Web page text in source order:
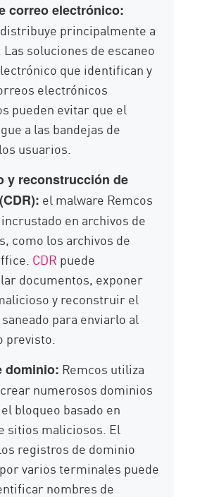
correo electrónico:
principalmente a
Las soluciones de escaneo
que identifican y
electrónicos
pueden evitar que el
a las bandejas de
usuarios.
y reconstrucción de
el malware Remcos
en archivos de
como los archivos de
CDR puede
documentos, exponer
y reconstruir el
para enviarlo al
previsto.
dominio: Remcos utiliza
numerosos dominios
bloqueo basado en
sitios maliciosos. El
registros de dominio
varios terminales puede
nombres de